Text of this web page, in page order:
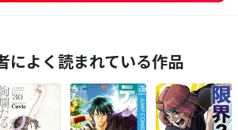
によく読まれている作品